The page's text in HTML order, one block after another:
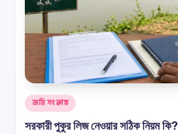
Posted
in
জমি সংক্রান্ত
সরকারী পুকুর লিজ নেওয়ার সঠিক নিয়ম কি?